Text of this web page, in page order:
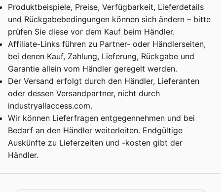
Produktbeispiele, Preise, Verfügbarkeit, Lieferdetails
und Rückgabebedingungen können sich ändern – bitte
prüfen Sie diese vor dem Kauf beim Händler.
Affiliate-Links führen zu Partner- oder Händlerseiten,
bei denen Kauf, Zahlung, Lieferung, Rückgabe und
Garantie allein vom Händler geregelt werden.
Der Versand erfolgt durch den Händler, Lieferanten
oder dessen Versandpartner, nicht durch
industryallaccess.com.
Wir können Lieferfragen entgegennehmen und bei
Bedarf an den Händler weiterleiten. Endgültige
Auskünfte zu Lieferzeiten und -kosten gibt der
Händler.